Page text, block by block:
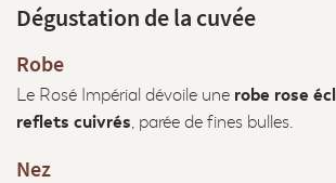
Dégustation de la cuvée
Robe
Le Rosé Impérial dévoile une robe rose
reflets cuivrés , parée de fines bulles.
Nez